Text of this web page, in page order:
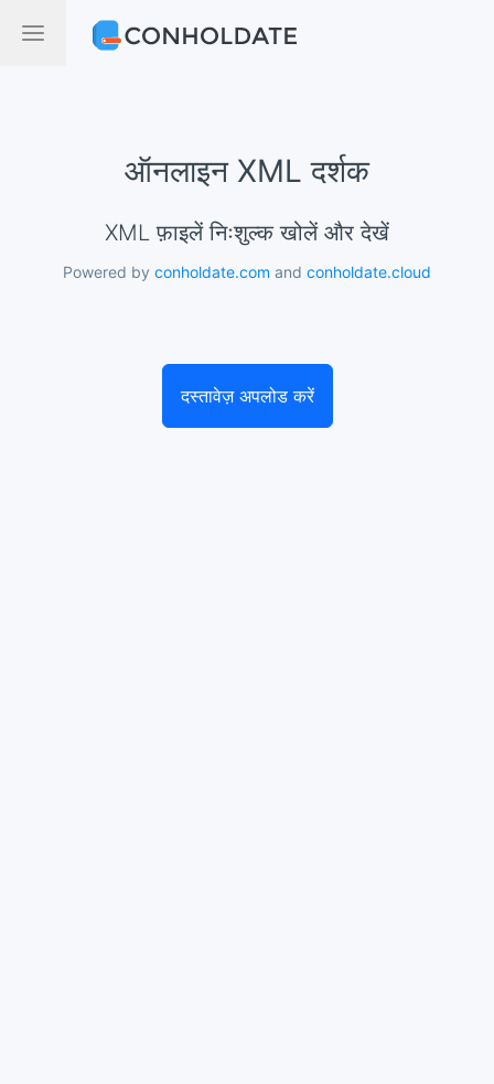
ऑनलाइन XML दर्शक
XML फ़ाइलें निःशुल्क खोलें और देखें
Powered by conholdate.com and conholdate.cloud
दस्तावेज़ अपलोड करें